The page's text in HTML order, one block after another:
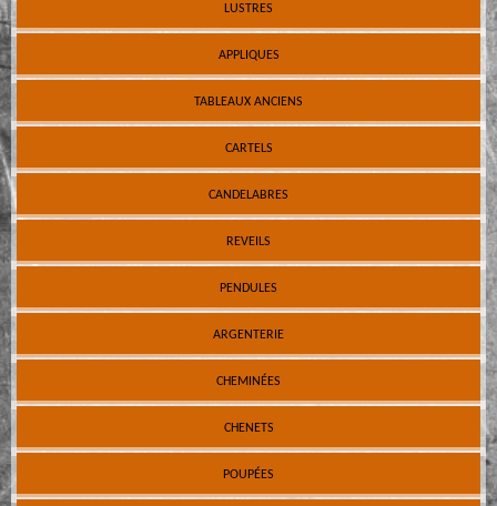
LUSTRES
APPLIQUES
TABLEAUX ANCIENS
CARTELS
CANDELABRES
REVEILS
PENDULES
ARGENTERIE
CHEMINÉES
CHENETS
POUPÉES